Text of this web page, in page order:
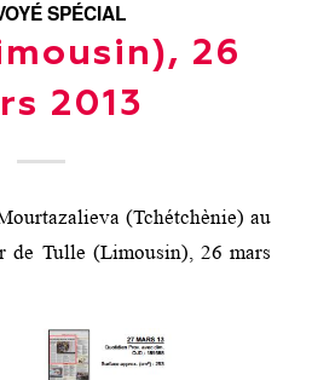
SPÉCIAL
26
2013
(Tchétchènie) au
de Tulle (Limousin), 26 mars